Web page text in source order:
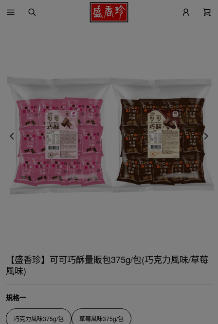
【盛香珍】可可巧酥量販包375g/包(巧克力風味/草莓
風味)
規格一
巧克力風味375g/包 草莓風味375g/包